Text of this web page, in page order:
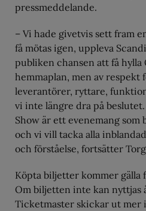
pressmeddelande.
– Vi hade givetvis sett fram
få mötas igen, uppleva
publiken chansen att få hylla
hemmaplan, men av respekt
leverantörer, ryttare,
vi inte längre dra på
Show är ett evenemang som
och vi vill tacka alla
och förståelse, fortsätter
Köpta biljetter kommer gälla
Om biljetten inte kan nyttjas
Ticketmaster skickar ut